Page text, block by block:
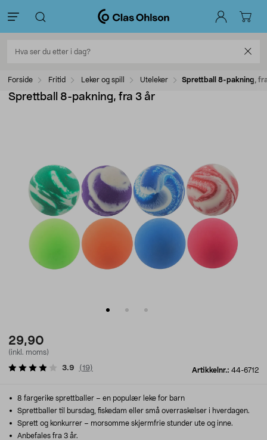
Forside Fritid Leker og spill Uteleker Sprettball 8-pakning,
Sprettball 8-pakning, fra 3 år
29,90
(inkl. moms)
Artikkelnr.: 44-6712
3.9 (19)
8 fargerike sprettballer – en populær leke for barn
Sprettballer til bursdag, fiskedam eller små overraskelser i hverdagen.
Sprett og konkurrer – morsomme skjermfrie stunder ute og inne.
Anbefales fra 3 år.